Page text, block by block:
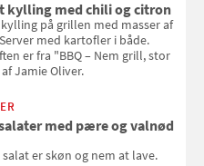
kylling med chili og citron
på grillen med masser af
med kartofler i både.
er fra "BBQ – Nem grill, stor
Jamie Oliver.
med pære og valnød
salat er skøn og nem at lave.